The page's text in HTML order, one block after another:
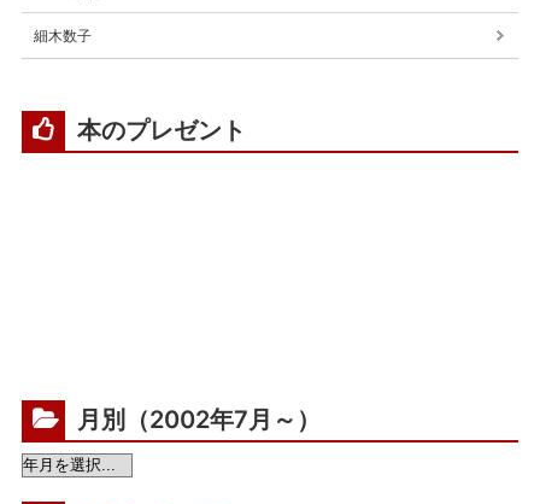
細木数子
本のプレゼント
月別（2002年7月～）